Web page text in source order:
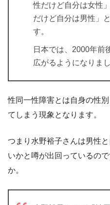
性だけど自分は女性
だけど自分は男性」
す。
日本では、2000年前
広がるようになりまし
性同一性障害とは自身の性
てしまう現象となります。
つまり水野裕子さんは男性
いかと噂が出回っているの
か。